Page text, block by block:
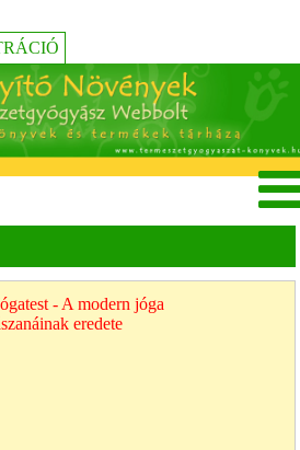
- A modern jóga
eredete